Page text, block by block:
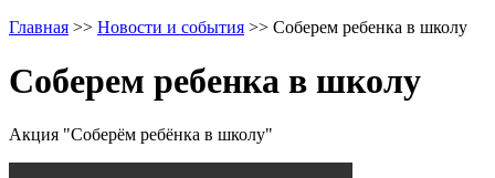
Главная >> Новости и события >> Соберем ребенка в школу
Соберем ребенка в школу
Акция "Соберём ребёнка в школу"